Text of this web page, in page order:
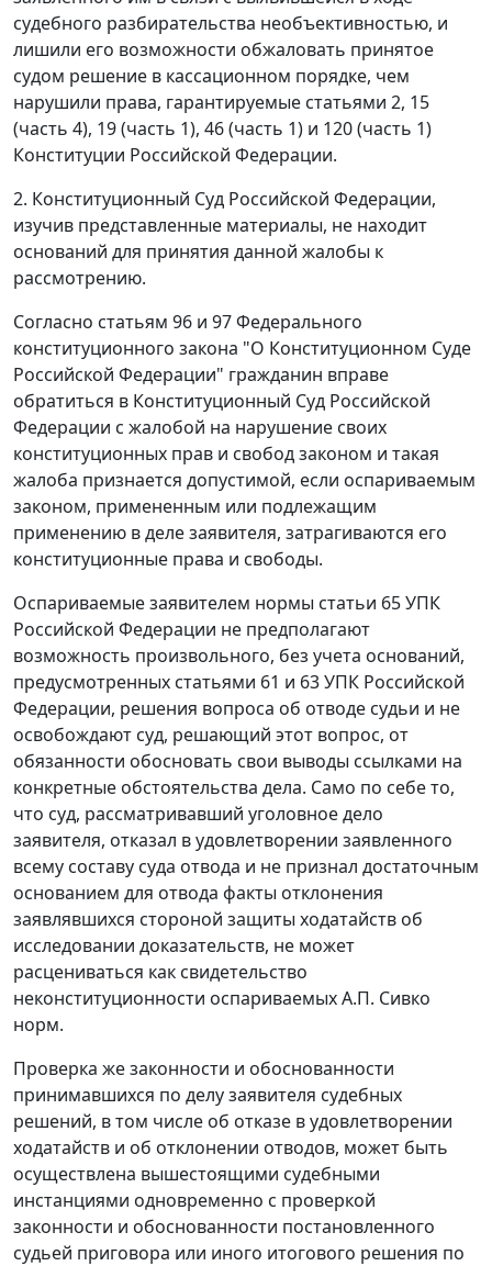
судебного разбирательства необъективностью, и
лишили его возможности обжаловать принятое
судом решение в кассационном порядке, чем
нарушили права, гарантируемые статьями 2, 15
(часть 4), 19 (часть 1), 46 (часть 1) и 120 (часть 1)
Конституции Российской Федерации.
2. Конституционный Суд Российской Федерации,
изучив представленные материалы, не находит
оснований для принятия данной жалобы к
рассмотрению.
Согласно статьям 96 и 97Федерального
конституционного закона "О Конституционном Суде
Российской Федерации" гражданин вправе
обратиться в Конституционный Суд Российской
Федерации с жалобой на нарушение своих
конституционных прав и свобод законом и такая
жалоба признается допустимой, если оспариваемым
законом, примененным или подлежащим
применению в деле заявителя, затрагиваются его
конституционные права и свободы.
Оспариваемые заявителем нормы статьи 65УПК
Российской Федерации не предполагают
возможность произвольного, без учета оснований,
предусмотренных статьями 61 и 63УПК Российской
Федерации, решения вопроса об отводе судьи и не
освобождают суд, решающий этот вопрос, от
обязанности обосновать свои выводы ссылками на
конкретные обстоятельства дела. Само по себе то,
что суд, рассматривавший уголовное дело
заявителя, отказал в удовлетворении заявленного
всему составу суда отвода и не признал достаточным
основанием для отвода факты отклонения
заявлявшихся стороной защиты ходатайств об
исследовании доказательств, не может
расцениваться как свидетельство
неконституционности оспариваемых А.П. Сивко
норм.
Проверка же законности и обоснованности
принимавшихся по делу заявителя судебных
решений, в том числе об отказе в удовлетворении
ходатайств и об отклонении отводов, может быть
осуществлена вышестоящими судебными
инстанциями одновременно с проверкой
законности и обоснованности постановленного
судьей приговора или иного итогового решения по